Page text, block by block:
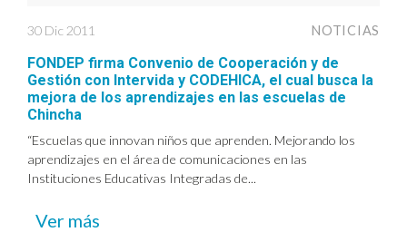
30 Dic 2011 NOTICIAS
FONDEP firma Convenio de Cooperación y de
Gestión con Intervida y CODEHICA, el cual busca la
mejora de los aprendizajes en las escuelas de
Chincha
“Escuelas que innovan niños que aprenden. Mejorando los
aprendizajes en el área de comunicaciones en las
Instituciones Educativas Integradas de...
Ver más